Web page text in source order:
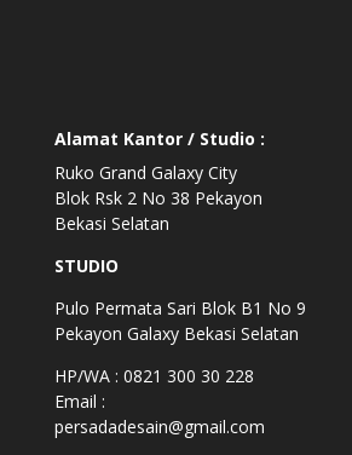
Alamat Kantor / Studio :
Ruko Grand Galaxy City
Blok Rsk 2 No 38 Pekayon
Bekasi Selatan
STUDIO
Pulo Permata Sari Blok B1 No 9
Pekayon Galaxy Bekasi Selatan
HP/WA : 0821 300 30 228
Email :
persadadesain@gmail.com